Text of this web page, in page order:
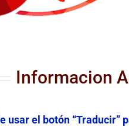
Informacion
usar el botón “Traducir”